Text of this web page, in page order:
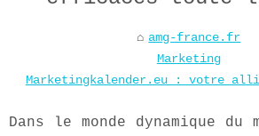
amg-france.fr
Marketing
Marketingkalender.eu : votre
Dans le monde dynamique